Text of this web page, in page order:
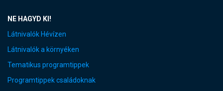
NE HAGYD KI!
Látnivalók Hévízen
Látnivalók a környéken
Tematikus programtippek
Programtippek családoknak